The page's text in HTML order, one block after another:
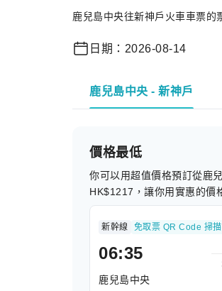
鹿兒島中央往新神戶火車車票
日期：2026-08-14
鹿兒島中央 - 新神戶
價格最低
你可以用超值價格預訂從鹿
HK$1217，讓你用實惠的價
新幹線 免取票 QR Code 掃
06:35
鹿兒島中央